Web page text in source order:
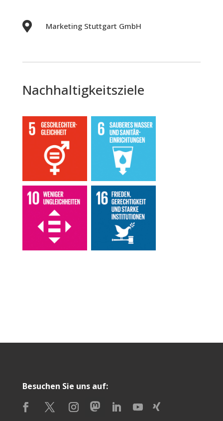
 Marketing Stuttgart GmbH
Nachhaltigkeitsziele
Besuchen Sie uns auf: